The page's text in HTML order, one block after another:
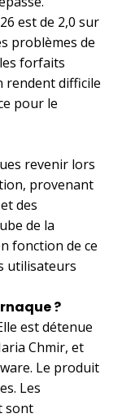
est de 2,0 sur
problèmes de
forfaits
rendent difficile
pour le
revenir lors
provenant
des
de la
fonction de ce
utilisateurs
?
est détenue
Chmir, et
Le produit
Les
sont